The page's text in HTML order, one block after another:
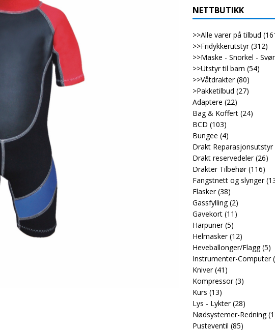
NETTBUTIKK
>>Alle varer på tilbud
>>Fridykkerutstyr (312)
>>Maske - Snorkel -
>>Utstyr til barn (54)
>>Våtdrakter (80)
>Pakketilbud (27)
Adaptere (22)
Bag & Koffert (24)
BCD (103)
Bungee (4)
Drakt Reparasjonsutstyr
Drakt reservedeler (26)
Drakter Tilbehør (116)
Fangstnett og slynger
Flasker (38)
Gassfylling (2)
Gavekort (11)
Harpuner (5)
Helmasker (12)
Heveballonger/Flagg (5)
Instrumenter-Computer
Kniver (41)
Kompressor (3)
Kurs (13)
Lys - Lykter (28)
Nødsystemer-Redning
Pusteventil (85)